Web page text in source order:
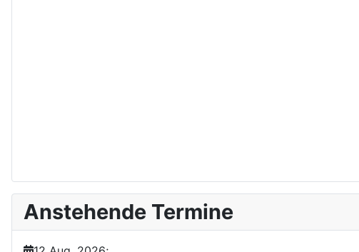
Anstehende Termine